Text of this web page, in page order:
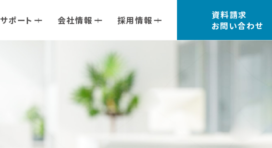
サポート 会社情報 採用情報
資料請求
お問い合わせ